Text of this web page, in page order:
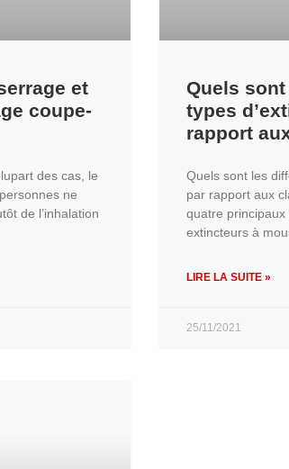
et
coupe-
des cas, le
ne
de l’inhalation
Quels
types
rapport
Quels sont les
par rapport aux
quatre principaux
extincteurs à
LIRE LA SUITE »
25/11/2021